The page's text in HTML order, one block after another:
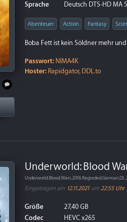
Sprache
Deutsch DTS-HD MA
Abenteuer Action Fantasy
Boba Fett ist kein Söldner mehr
Passwort: NIMA4K
Hoster: Rapidgator, DDL.to
Underworld: Blood
Eingetragen am 12.11.2021 um 22:55 Uhr
Größe
27,40 GB
Codec
HEVC x265